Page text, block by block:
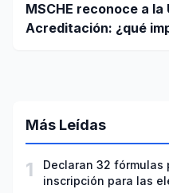
MSCHE reconoce a la
Acreditación: ¿qué
Más Leídas
1
Declaran 32
inscripción para las